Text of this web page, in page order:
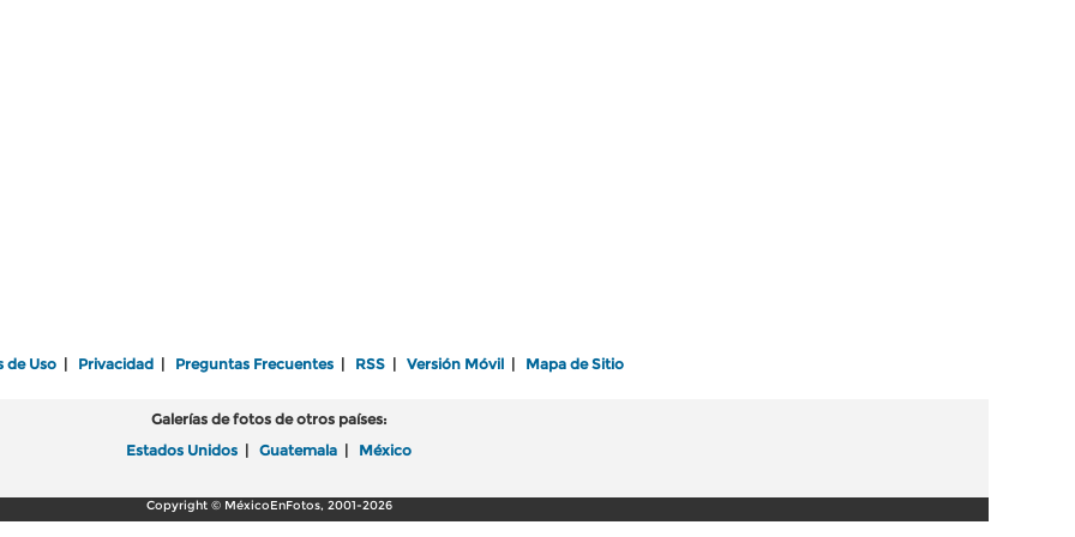
de Uso Privacidad Preguntas Frecuentes RSS Versión Móvil Mapa de Sitio
Galerías de fotos de otros países:
Estados Unidos
Guatemala México
Copyright © MéxicoEnFotos, 2001-2026